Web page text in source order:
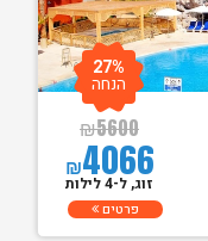
₪5600
₪4066
27%
הנחה
זוג, ל-4 לילות
פרטים